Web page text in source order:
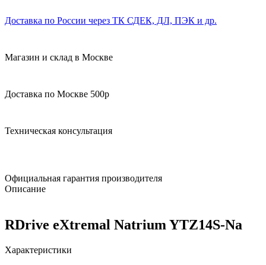
Доставка по России через ТК СДЕК, ДЛ, ПЭК и др.
Магазин и склад в Москве
Доставка по Москве 500р
Техническая консультация
Официальная гарантия производителя
Описание
RDrive eXtremal Natrium YTZ14S-Na
Характеристики